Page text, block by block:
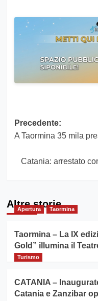
Navigazione
articolo
Precedente:
A Taormina 35 mila
Catania: arrestato
Altre storie
Apertura Taormina
Taormina – La IX
Gold” illumina il
Turismo
CATANIA –
Catania e Zanzibar